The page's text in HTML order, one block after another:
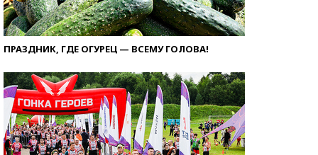
ПРАЗДНИК, ГДЕ ОГУРЕЦ — ВСЕМУ ГОЛОВА!